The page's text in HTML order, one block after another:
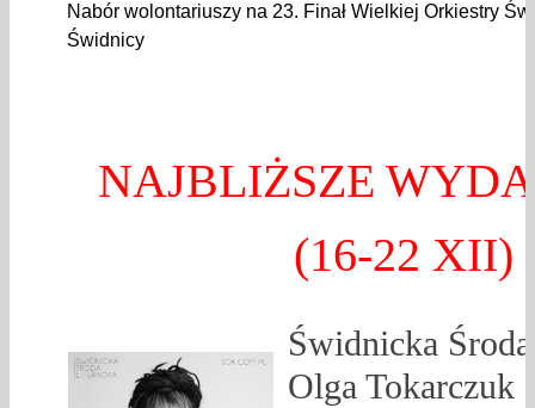
Nabór wolontariuszy na 23. Finał Wielkiej Orkiestry
Świdnicy
NAJBLIŻSZE
(16-22 XII)
Świdnicka
Olga Tokarczuk